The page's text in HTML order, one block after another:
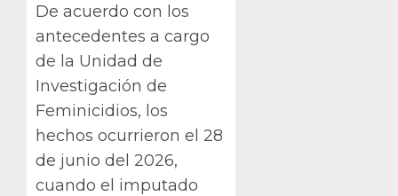
De acuerdo con los
antecedentes a cargo
de la Unidad de
Investigación de
Feminicidios, los
hechos ocurrieron el 28
de junio del 2026,
cuando el imputado